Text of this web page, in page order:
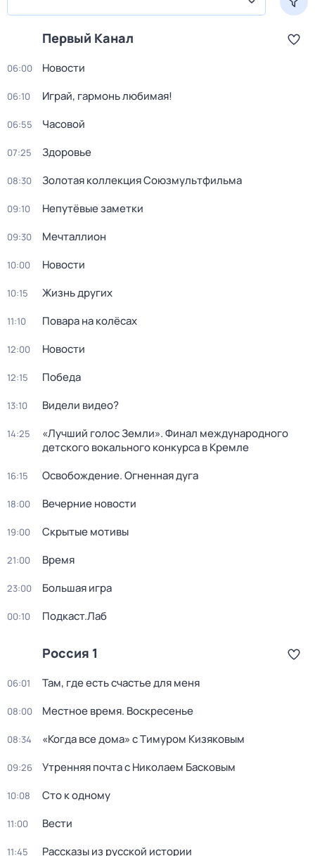
Первый Канал
06:00 Новости
06:10 Играй, гармонь любимая!
06:55 Часовой
07:25 Здоровье
08:30 Золотая коллекция Союзмультфильма
09:10 Непутёвые заметки
09:30 Мечталлион
10:00 Новости
10:15 Жизнь других
11:10 Повара на колёсах
12:00 Новости
12:15 Победа
13:10 Видели видео?
14:25
«Лучший голос Земли». Финал международного
детского вокального конкурса в Кремле
16:15 Освобождение. Огненная дуга
18:00 Вечерние новости
19:00 Скрытые мотивы
21:00 Время
23:00 Большая игра
00:10 Подкаст.Лаб
Россия 1
06:01 Там, где есть счастье для меня
08:00 Местное время. Воскресенье
08:34 «Когда все дома» с Тимуром Кизяковым
09:26 Утренняя почта с Николаем Басковым
10:08 Сто к одному
11:00 Вести
11:45 Рассказы из русской истории